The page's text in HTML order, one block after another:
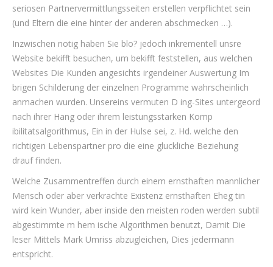
seriosen Partnervermittlungsseiten erstellen verpflichtet sein
(und Eltern die eine hinter der anderen abschmecken …).
Inzwischen notig haben Sie blo? jedoch inkrementell unsre
Website bekifft besuchen, um bekifft feststellen, aus welchen
Websites Die Kunden angesichts irgendeiner Auswertung Im
brigen Schilderung der einzelnen Programme wahrscheinlich
anmachen wurden. Unsereins vermuten D ing-Sites untergeord
nach ihrer Hang oder ihrem leistungsstarken Komp
ibilitatsalgorithmus, Ein in der Hulse sei, z. Hd. welche den
richtigen Lebenspartner pro die eine gluckliche Beziehung
drauf finden.
Welche Zusammentreffen durch einem ernsthaften mannlicher
Mensch oder aber verkrachte Existenz ernsthaften Eheg tin
wird kein Wunder, aber inside den meisten roden werden subtil
abgestimmte m hem ische Algorithmen benutzt, Damit Die
leser Mittels Mark Umriss abzugleichen, Dies jedermann
entspricht.